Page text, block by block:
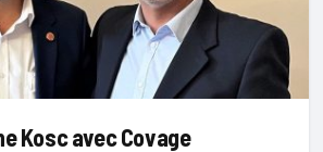
Kosc avec Covage